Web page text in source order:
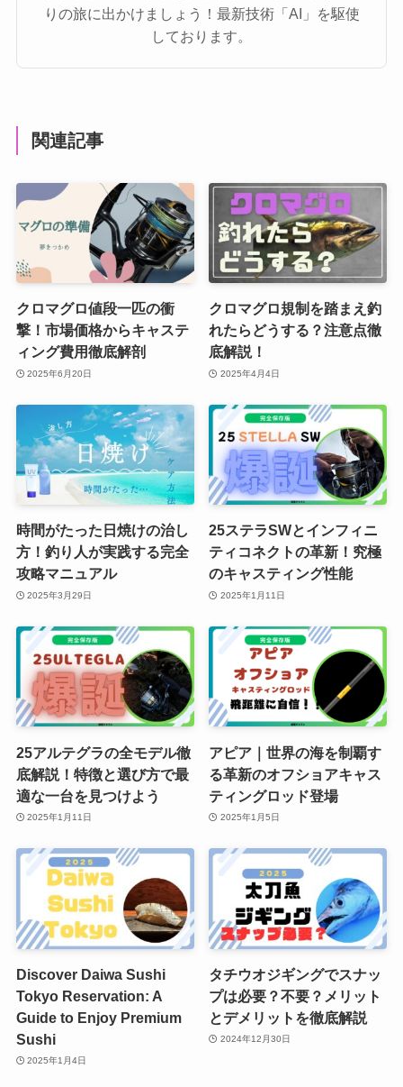
りの旅に出かけましょう！最新技術「AI」を駆使
しております。
関連記事
クロマグロ値段一匹の衝
撃！市場価格からキャステ
ィング費用徹底解剖
2025年6月20日
クロマグロ規制を踏まえ釣
れたらどうする？注意点徹
底解説！
2025年4月4日
時間がたった日焼けの治し
方！釣り人が実践する完全
攻略マニュアル
2025年3月29日
25ステラSWとインフィニ
ティコネクトの革新！究極
のキャスティング性能
2025年1月11日
25アルテグラの全モデル徹
底解説！特徴と選び方で最
適な一台を見つけよう
2025年1月11日
アピア｜世界の海を制覇す
る革新のオフショアキャス
ティングロッド登場
2025年1月5日
Discover Daiwa Sushi
Tokyo Reservation: A
Guide to Enjoy Premium
Sushi
2025年1月4日
タチウオジギングでスナッ
プは必要？不要？メリット
とデメリットを徹底解説
2024年12月30日